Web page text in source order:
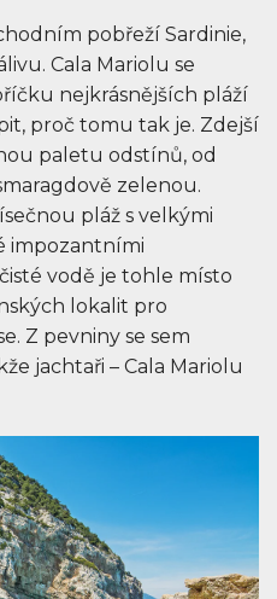
pobřeží Sardinie,
Cala Mariolu se
nejkrásnějších pláží
proč tomu tak je. Zdejší
paletu odstínů, od
zelenou.
pláž s velkými
impozantními
vodě je tohle místo
lokalit pro
Z pevniny se sem
jachtaři – Cala Mariolu